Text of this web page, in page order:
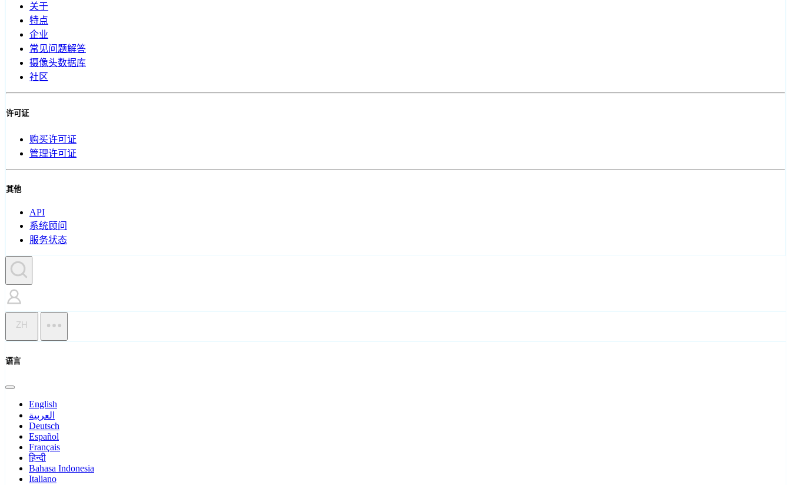
关于
特点
企业
常见问题解答
摄像头数据库
社区
许可证
购买许可证
管理许可证
其他
API
系统顾问
服务状态
ZH
语言
English
العربية
Deutsch
Español
Français
हिन्दी
Bahasa Indonesia
Italiano